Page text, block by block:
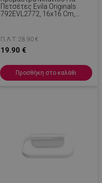
Πετσέτες Evila Originals
792EVL2772, 16x16 Cm,
Π.Λ.Τ: 28.90 €
19.90 €
Προσθήκη στο καλάθι